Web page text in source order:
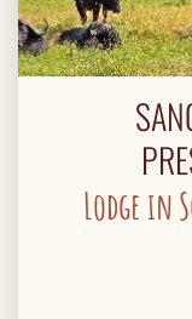
Lodge in